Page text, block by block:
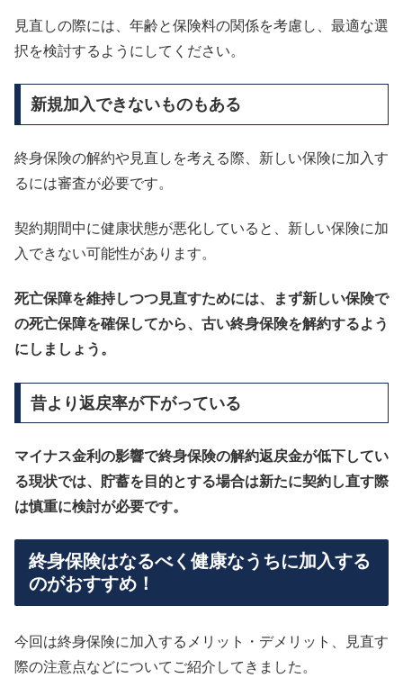
見直しの際には、年齢と保険料の関係を考慮し、最適な選
択を検討するようにしてください。
新規加入できないものもある
終身保険の解約や見直しを考える際、新しい保険に加入す
るには審査が必要です。
契約期間中に健康状態が悪化していると、新しい保険に加
入できない可能性があります。
死亡保障を維持しつつ見直すためには、まず新しい保険で
の死亡保障を確保してから、古い終身保険を解約するよう
にしましょう。
昔より返戻率が下がっている
マイナス金利の影響で終身保険の解約返戻金が低下してい
る現状では、貯蓄を目的とする場合は新たに契約し直す際
は慎重に検討が必要です。
終身保険はなるべく健康なうちに加入する
のがおすすめ！
今回は終身保険に加入するメリット・デメリット、見直す
際の注意点などについてご紹介してきました。